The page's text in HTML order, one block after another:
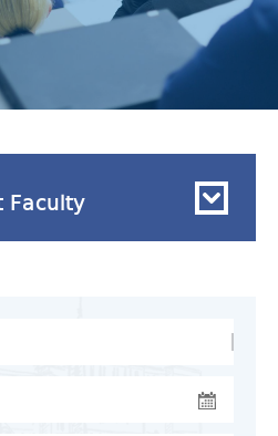
Faculty